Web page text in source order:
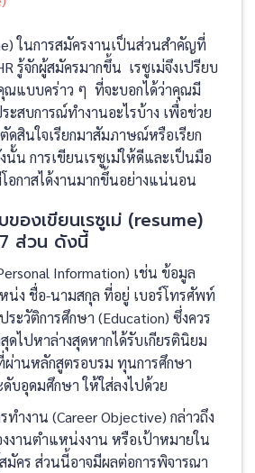
ในการสมัครงานเป็นส่วนสำคัญที่
รู้จักผู้สมัครมากขึ้น เรซูเม่จึงเปรียบ
แบบคร่าว ๆ ที่จะบอกได้ว่าคุณมี
ะสบการณ์ทำงานอะไรบ้าง เพื่อช่วย
ดสินใจเรียกมาสัมภาษณ์หรือเรียก
นั้น การเขียนเรซูเม่ให้ดีและเป็นมือ
อกาสได้งานมากขึ้นอย่างแน่นอน
องเขียนเรซูเม่ (resume)
ส่วน ดังนี้
Information) เช่น ข้อมูล
ง ชื่อ-นามสกุล ที่อยู่ เบอร์โทรศัพท์
ระวัติการศึกษา (Education) ซึ่งควร
สุดไปหาล่างสุดหากได้รับเกียรตินิยม
านหลักสูตรอบรม ทุนการศึกษา
บอุดมศึกษา ให้ใส่ลงไปด้วย
ทำงาน (Career Objective) กล่าวถึง
งานตำแหน่งงาน หรือเป้าหมายใน
มัคร ส่วนนี้อาจมีผลต่อการพิจารณา